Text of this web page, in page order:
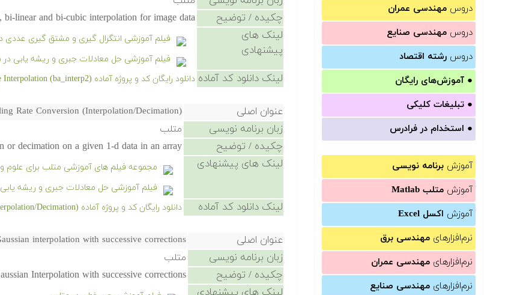
دروس مهندسی عمران
دروس مهندسی صنایع
دروس رشته اقتصاد
● آموزش‌های رایگان
● تبلیغات کلیکی
● استخدام در فرادرس
آموزش برنامه نویسی
آموزش متلب Matlab
آموزش اکسل Excel
نرم‌افزارهای مهندسی برق
نرم‌افزارهای مهندسی عمران
نرم‌افزارهای مهندسی صنایع
چکیده / توضیح bi-linear and bi-cubic interpolation for image data
لینک های
پیشنهادی
فیلم آموزشی انتگرال گیری و مشتق گیری عددی
فیلم آموزشی حل معادلات جبری و ریشه یابی در
لینک دانلود کد آماده دانلود رایگان کد و پروژه آماده Image Interpolation (ba_interp2) - کلیک کنید.
عنوان اصلی Rate Conversion (Interpolation/Decimation)
زبان برنامه نویسی متلب
چکیده / توضیح or decimation on a given 1-d data in an array.
لینک های پیشنهادی
مجموعه فیلم های آموزشی متلب برای علوم
فیلم آموزشی حل معادلات جبری و ریشه یابی
لینک دانلود کد آماده دانلود رایگان کد و پروژه آماده Sampling Rate Conversion (Interpolation/Decimation) - کلیک کنید.
عنوان اصلی interpolation with successive corrections
زبان برنامه نویسی متلب
چکیده / توضیح Interpolation with successive corrections